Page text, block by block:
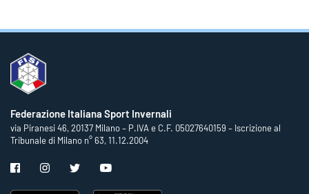
Federazione Italiana Sport Invernali
via Piranesi 46, 20137 Milano – P.IVA e C.F. 05027640159 – Iscrizione al
Tribunale di Milano n° 63, 11.12.2004